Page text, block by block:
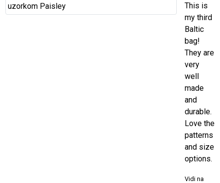
This is
my third
Baltic
bag!
They are
very
well
made
and
durable.
Love the
patterns
and size
options.
Vidi na